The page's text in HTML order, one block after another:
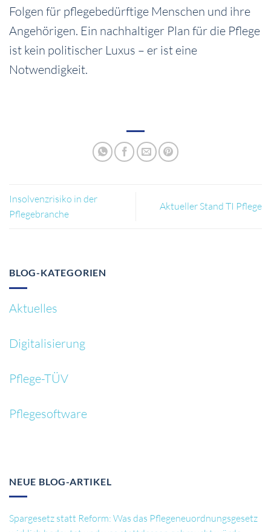
Folgen für pflegebedürftige Menschen und ihre
Angehörigen. Ein nachhaltiger Plan für die Pflege
ist kein politischer Luxus – er ist eine
Notwendigkeit.
Insolvenzrisiko in der
Pflegebranche
Aktueller Stand TI Pflege
BLOG-KATEGORIEN
Aktuelles
Digitalisierung
Pflege-TÜV
Pflegesoftware
NEUE BLOG-ARTIKEL
Spargesetz statt Reform: Was das Pflegeneuordnungsgesetz